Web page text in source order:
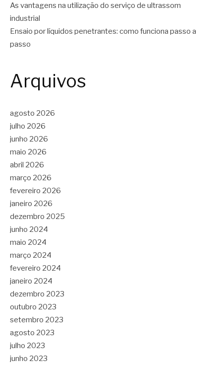
As vantagens na utilização do serviço de ultrassom
industrial
Ensaio por líquidos penetrantes: como funciona passo a
passo
Arquivos
agosto 2026
julho 2026
junho 2026
maio 2026
abril 2026
março 2026
fevereiro 2026
janeiro 2026
dezembro 2025
junho 2024
maio 2024
março 2024
fevereiro 2024
janeiro 2024
dezembro 2023
outubro 2023
setembro 2023
agosto 2023
julho 2023
junho 2023